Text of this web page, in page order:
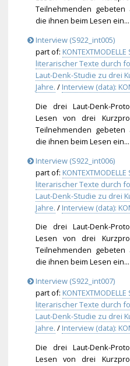
Teilnehmenden gebeten
die ihnen beim Lesen ein...
Interview (S922_int005)
part of:
literarischer Texte durch
Laut-Denk-Studie zu drei
Jahre. / Interview (data):
Die drei Laut-Denk-
Lesen von drei
Teilnehmenden gebeten
die ihnen beim Lesen ein...
Interview (S922_int006)
part of:
literarischer Texte durch
Laut-Denk-Studie zu drei
Jahre. / Interview (data):
Die drei Laut-Denk-
Lesen von drei
Teilnehmenden gebeten
die ihnen beim Lesen ein...
Interview (S922_int007)
part of:
literarischer Texte durch
Laut-Denk-Studie zu drei
Jahre. / Interview (data):
Die drei Laut-Denk-
Lesen von drei